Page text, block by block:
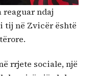
ndaj
tij në Zvicër është
rrjete sociale, një